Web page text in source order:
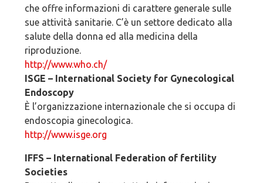
che offre informazioni di carattere generale sulle
sue attività sanitarie. C’è un settore dedicato alla
salute della donna ed alla medicina della
riproduzione.
http://www.who.ch/
ISGE – International Society for Gynecological
Endoscopy
È l’organizzazione internazionale che si occupa di
endoscopia ginecologica.
http://www.isge.org
IFFS – International Federation of fertility
Societies